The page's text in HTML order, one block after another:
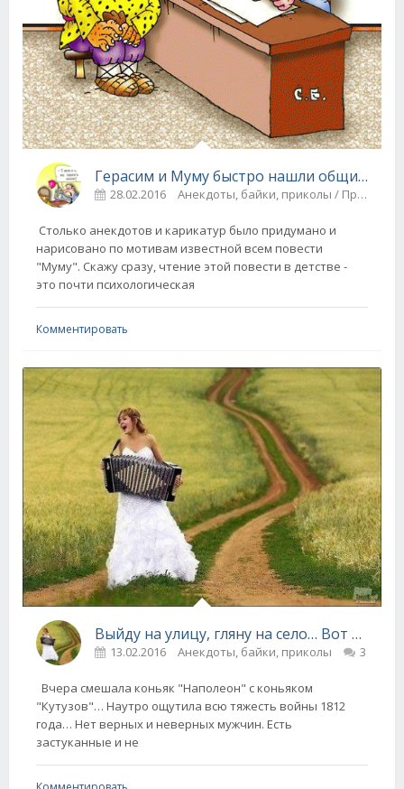
Герасим и Муму быстро нашли общий язык.
28.02.2016 Анекдоты, байки, приколы / Прикольные картинки
Столько анекдотов и карикатур было придумано и
нарисовано по мотивам известной всем повести
"Муму". Скажу сразу, чтение этой повести в детстве -
это почти психологическая
Комментировать
Выйду на улицу, гляну на село… Вот это я гульнула — село то не моё! (анекдоты)
13.02.2016 Анекдоты, байки, приколы 3
Вчера смешала коньяк "Наполеон" с коньяком
"Кутузов"… Наутро ощутила всю тяжесть войны 1812
года… Нет верных и неверных мужчин. Есть
застуканные и не